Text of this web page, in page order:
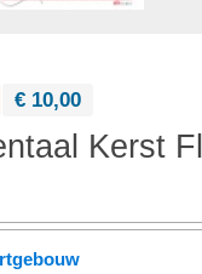
€ 10,00
Kerst